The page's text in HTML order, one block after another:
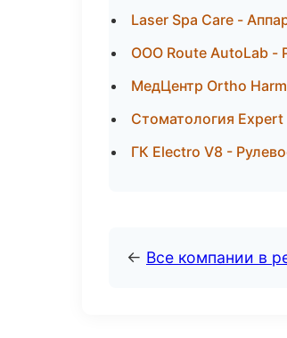
Laser Spa Care -
ООО Route AutoLab -
МедЦентр Ortho
Стоматология
ГК Electro V8 -
← Все компании в